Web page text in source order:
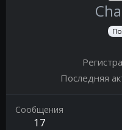
Последняя
Сообщения
17